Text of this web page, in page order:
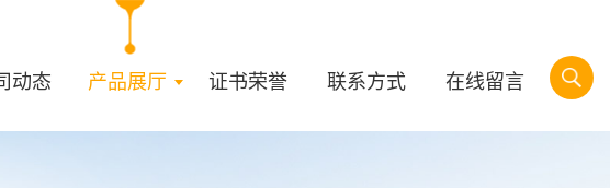
动态 产品展厅 证书荣誉 联系方式 在线留言